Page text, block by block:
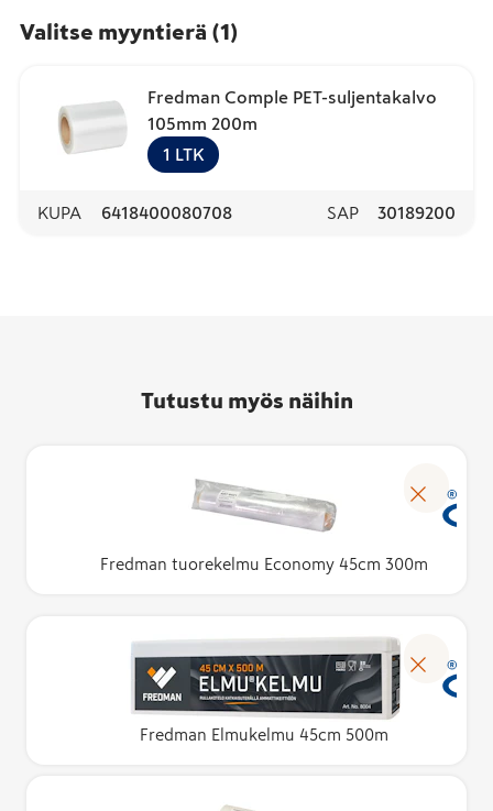
Valitse myyntierä (1)
Fredman Comple PET-suljentakalvo
105mm 200m
1 LTK
KUPA 6418400080708 SAP 30189200
Tutustu myös näihin
Fredman tuorekelmu Economy 45cm 300m
Fredman Elmukelmu 45cm 500m